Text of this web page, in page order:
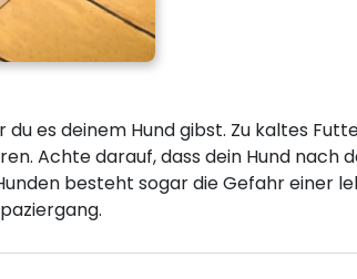
es deinem Hund gibst. Zu kaltes
Achte darauf, dass dein Hund nach
besteht sogar die Gefahr einer